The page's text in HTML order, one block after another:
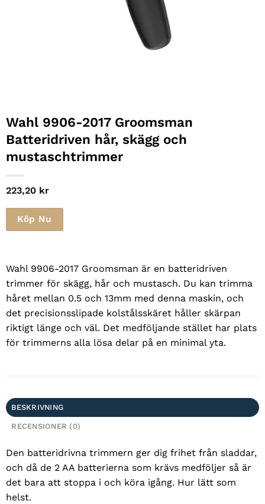
Wahl 9906-2017 Groomsman
Batteridriven hår, skägg och
mustaschtrimmer
223,20 kr
Köp Nu
Wahl 9906-2017 Groomsman är en batteridriven
trimmer för skägg, hår och mustasch. Du kan trimma
håret mellan 0.5 och 13mm med denna maskin, och
det precisionsslipade kolstålsskäret håller skärpan
riktigt länge och väl. Det medföljande stället har plats
för trimmerns alla lösa delar på en minimal yta.
BESKRIVNING
RECENSIONER (0)
Den batteridrivna trimmern ger dig frihet från sladdar,
och då de 2 AA batterierna som krävs medföljer så är
det bara att stoppa i och köra igång. Hur lätt som
helst.